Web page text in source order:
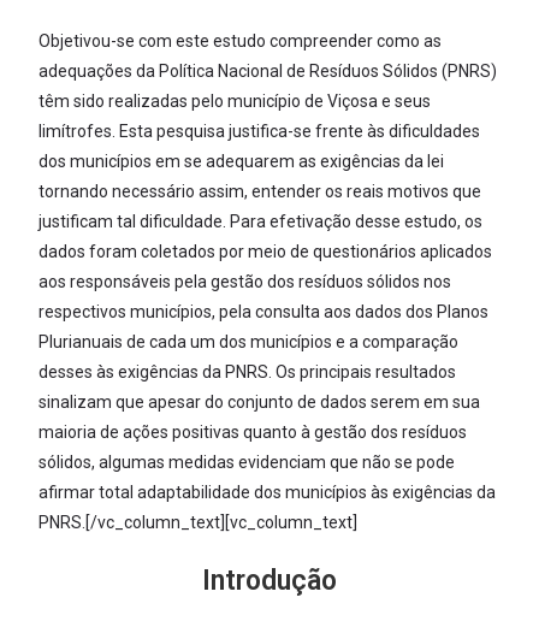
Objetivou-se com este estudo compreender como as
adequações da Política Nacional de Resíduos Sólidos (PNRS)
têm sido realizadas pelo município de Viçosa e seus
limítrofes. Esta pesquisa justifica-se frente às dificuldades
dos municípios em se adequarem as exigências da lei
tornando necessário assim, entender os reais motivos que
justificam tal dificuldade. Para efetivação desse estudo, os
dados foram coletados por meio de questionários aplicados
aos responsáveis pela gestão dos resíduos sólidos nos
respectivos municípios, pela consulta aos dados dos Planos
Plurianuais de cada um dos municípios e a comparação
desses às exigências da PNRS. Os principais resultados
sinalizam que apesar do conjunto de dados serem em sua
maioria de ações positivas quanto à gestão dos resíduos
sólidos, algumas medidas evidenciam que não se pode
afirmar total adaptabilidade dos municípios às exigências da
PNRS.[/vc_column_text][vc_column_text]
Introdução